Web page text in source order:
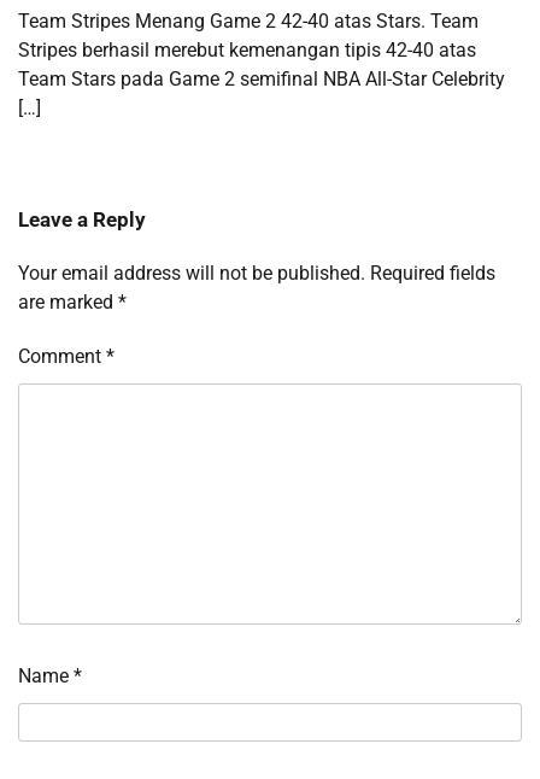
Team Stripes Menang Game 2 42-40 atas Stars. Team
Stripes berhasil merebut kemenangan tipis 42-40 atas
Team Stars pada Game 2 semifinal NBA All-Star Celebrity
[…]
Leave a Reply
Your email address will not be published. Required fields
are marked *
Comment *
Name *